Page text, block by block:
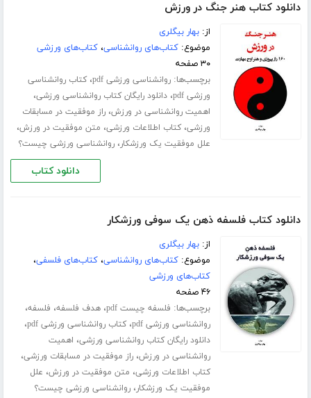
دانلود کتاب هنر جنگ در ورزش
از:بهار بیگلری
موضوع:کتاب‌های روانشناسی،کتاب‌های ورزشی
۳۰ صفحه
برچسب‌ها:روانشناسی ورزشی pdf ،کتاب روانشناسی
ورزشی pdf
،دانلود رایگان کتاب روانشناسی ورزشی،
اهمیت روانشناسی در ورزش،راز موفقیت در مسابقات
ورزشی،کتاب اطلاعات ورزشی، متن موفقیت در ورزش،
علل موفقیت یک ورزشکار،روانشناسی ورزشی چیست؟
دانلود کتاب
دانلود کتاب فلسفه ذهن یک سوفی ورزشکار
از:بهار بیگلری
موضوع:کتاب‌های روانشناسی،کتاب‌های فلسفی،
کتاب‌های ورزشی
۴۶ صفحه
برچسب‌ها: فلسفه چیست pdf ،هدف فلسفه، فلسفه،
روانشناسی ورزشی pdf ،کتاب روانشناسی ورزشی pdf ،
دانلود رایگان کتاب روانشناسی ورزشی، اهمیت
روانشناسی در ورزش،راز موفقیت در مسابقات ورزشی،
کتاب اطلاعات ورزشی، متن موفقیت در ورزش، علل
موفقیت یک ورزشکار،روانشناسی ورزشی چیست؟